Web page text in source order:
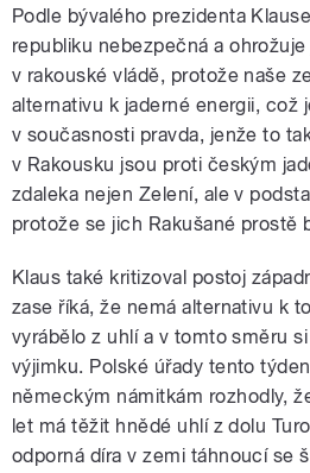
Podle bývalého prezidenta
republiku nebezpečná a
v rakouské vládě, protože naše
alternativu k jaderné energii, což
v současnosti pravda, jenže to
v Rakousku jsou proti českým
zdaleka nejen Zelení, ale v
protože se jich Rakušané prostě
Klaus také kritizoval postoj
zase říká, že nemá alternativu k
vyrábělo z uhlí a v tomto směru
výjimku. Polské úřady tento
německým námitkám rozhodly,
let má těžit hnědé uhlí z dolu
odporná díra v zemi táhnoucí se